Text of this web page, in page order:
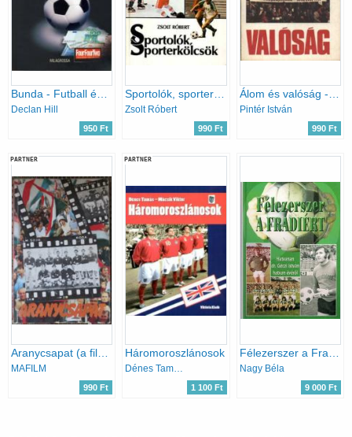
Declan Hill
950 Ft
Zsolt Róbert
990 Ft
Pintér István
990 Ft
PARTNER
MAFILM
990 Ft
PARTNER
Háromoroszlánosok
Dénes Tamás; Mácsik Viktor
1 100 Ft
Nagy Béla
9 000 Ft